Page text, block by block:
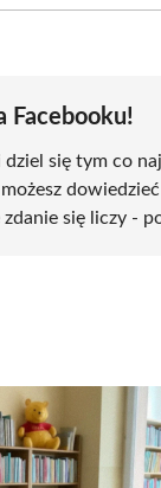
Facebooku!
się tym co
się liczy -